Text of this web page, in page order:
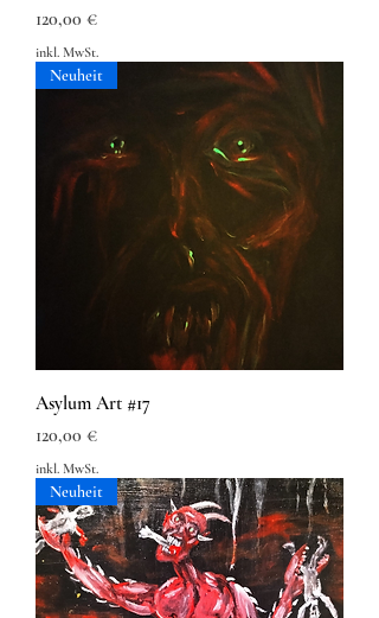
Preis
120,00 €
inkl. MwSt.
Neuheit
Asylum Art #17
Preis
120,00 €
inkl. MwSt.
Neuheit